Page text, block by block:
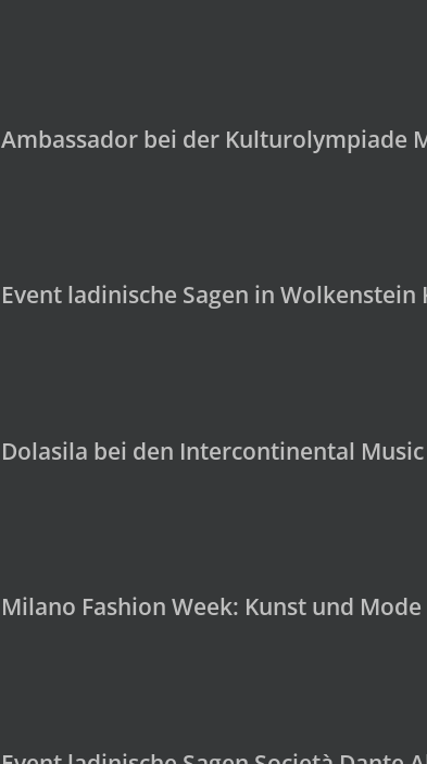
Ambassador bei der Kulturolympiade
Event ladinische Sagen in
Dolasila bei den Intercontinental
Milano Fashion Week: Kunst und